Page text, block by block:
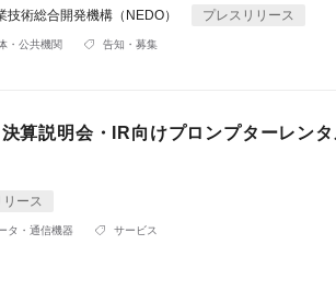
技術総合開発機構（NEDO） プレスリリース
・公共機関 告知・募集
算説明会・IR向けプロンプターレン
リース
タ・通信機器 サービス